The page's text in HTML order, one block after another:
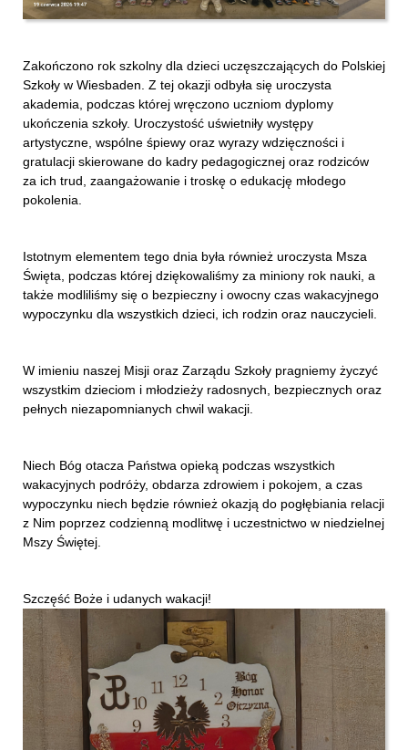
Zakończono rok szkolny dla dzieci uczęszczających do Polskiej
Szkoły w Wiesbaden. Z tej okazji odbyła się uroczysta
akademia, podczas której wręczono uczniom dyplomy
ukończenia szkoły. Uroczystość uświetniły występy
artystyczne, wspólne śpiewy oraz wyrazy wdzięczności i
gratulacji skierowane do kadry pedagogicznej oraz rodziców
za ich trud, zaangażowanie i troskę o edukację młodego
pokolenia.
Istotnym elementem tego dnia była również uroczysta Msza
Święta, podczas której dziękowaliśmy za miniony rok nauki, a
także modliliśmy się o bezpieczny i owocny czas wakacyjnego
wypoczynku dla wszystkich dzieci, ich rodzin oraz nauczycieli.
W imieniu naszej Misji oraz Zarządu Szkoły pragniemy życzyć
wszystkim dzieciom i młodzieży radosnych, bezpiecznych oraz
pełnych niezapomnianych chwil wakacji.
Niech Bóg otacza Państwa opieką podczas wszystkich
wakacyjnych podróży, obdarza zdrowiem i pokojem, a czas
wypoczynku niech będzie również okazją do pogłębiania relacji
z Nim poprzez codzienną modlitwę i uczestnictwo w niedzielnej
Mszy Świętej.
Szczęść Boże i udanych wakacji!